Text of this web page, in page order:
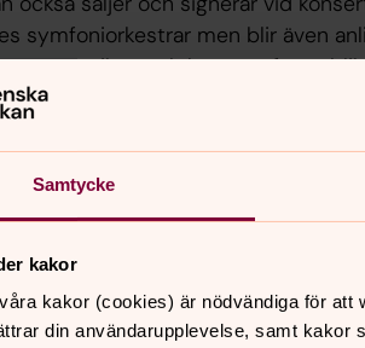
Samtycke
kakor
kakor (cookies) är nödvändiga för
din användarupplevelse, samt kakor
symfoniorkestrar men blir även
musiken och berättar för